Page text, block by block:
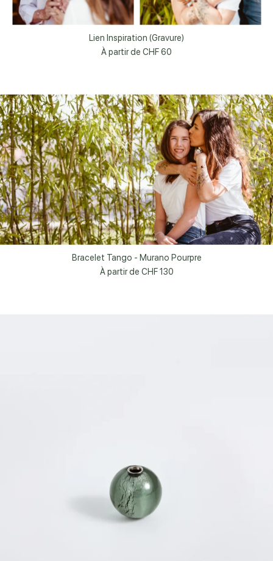
Lien Inspiration (Gravure)
À partir de CHF 60
Bracelet Tango - Murano Pourpre
À partir de CHF 130